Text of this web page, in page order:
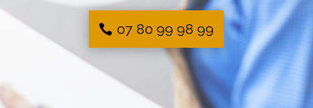
07 80 99 98 99